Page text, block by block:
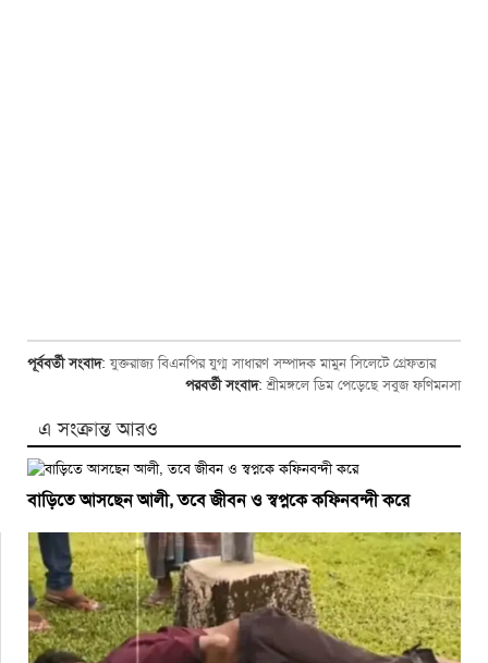
পূর্ববর্তী সংবাদ:যুক্তরাজ্য বিএনপির যুগ্ম সাধারণ সম্পাদক মামুন সিলেটে গ্রেফতার
পরবর্তী সংবাদ:শ্রীমঙ্গলে ডিম পেড়েছে সবুজ ফণিমনসা
এ সংক্রান্ত আরও
বাড়িতে আসছেন আলী, তবে জীবন ও স্বপ্নকে কফিনবন্দী করে